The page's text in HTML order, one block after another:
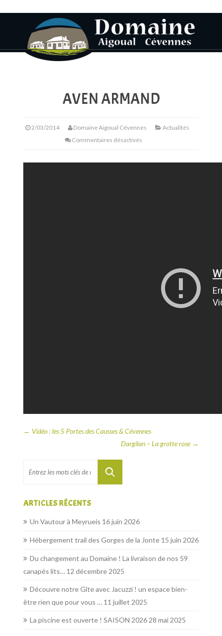
AVEN ARMAND
2/03/2014 Domaine Aigoual Cévennes
Actualités
Commentaires désactivés
← Vidéo : les 5 Portes des Causses & Cévennes
Dargilan – La grotte rose →
ARTICLES RÉCENTS
Un Vautour à Meyrueis 16 juin 2026
Hébergement trail des Gorges de la Jonte 15 juin 2026
Du changement au Domaine ! La livraison de nos 59
canapés lits… 12 décembre 2025
Découvre notre Gîte avec Jacuzzi ! un espace bien-
être rien que pour vous … 11 juillet 2025
La piscine est ouverte ! SAISON 2026 28 mai 2025